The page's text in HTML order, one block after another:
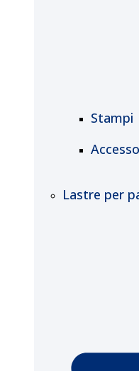
Stampi
Lastre per